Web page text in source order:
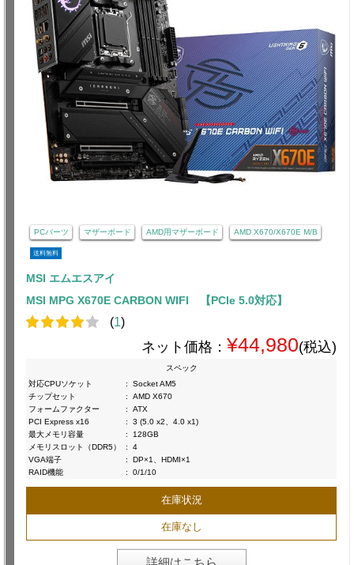
PCパーツ マザーボード AMD用マザーボード AMD X670/X670E M/B
送料無料
MSI エムエスアイ
MSI MPG X670E CARBON WIFI 【PCIe 5.0対応】
(1)
ネット価格： ¥44,980(税込)
スペック
対応CPUソケット
:
Socket AM5
チップセット
:
AMD X670
フォームファクター
:
ATX
PCI Express x16
:
3 (5.0 x2、4.0 x1)
最大メモリ容量
:
128GB
メモリスロット（DDR5）
:
4
VGA端子
:
DP×1、HDMI×1
RAID機能
: 0/1/10
在庫状況
在庫なし